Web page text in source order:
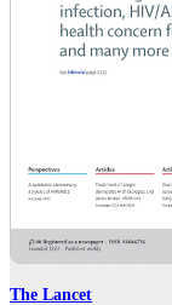
The Lancet